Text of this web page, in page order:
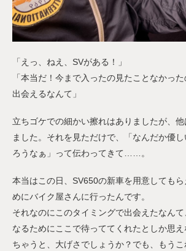
「えっ、ねえ、SVがある！」
「本当だ！今まで入ったの見たことなかっ
出会えるなんて」
立ちゴケでの細かい擦れはありましたが、他
ました。それを見ただけで、「なんだか優
ろうなぁ」って伝わってきて……。
本当はこの日、SV650の新車を用意しても
めにバイク屋さんに行ったんです。
それなのにこのタイミングで出会えたなん
なるためにここで待っててくれたとしか思
ちゃうと、大げさでしょうか？でも、もう